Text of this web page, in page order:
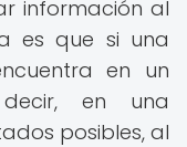
información al
es que si una
en un
en una
posibles, al